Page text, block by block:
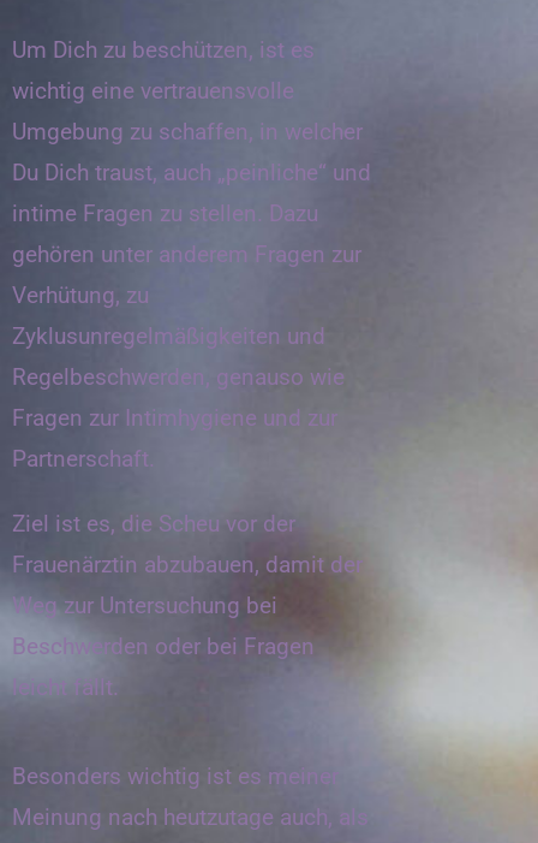
Um Dich zu beschützen, ist es
wichtig eine vertrauensvolle
Umgebung zu schaffen, in welcher
Du Dich traust, auch „peinliche“ und
intime Fragen zu stellen. Dazu
gehören unter anderem Fragen zur
Verhütung, zu
Zyklusunregelmäßigkeiten und
Regelbeschwerden, genauso wie
Fragen zur Intimhygiene und zur
Partnerschaft.
Ziel ist es, die Scheu vor der
Frauenärztin abzubauen, damit der
Weg zur Untersuchung bei
Beschwerden oder bei Fragen
leicht fällt.
Besonders wichtig ist es meiner
Meinung nach heutzutage auch, als